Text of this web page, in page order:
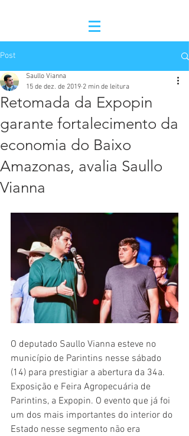
Post
Retomada da Expopin
garante fortalecimento da
economia do Baixo
Amazonas, avalia Saullo
Vianna
Saullo Vianna
15 de dez. de 2019 2 min de leitura
O deputado Saullo Vianna esteve no
município de Parintins nesse sábado
(14) para prestigiar a abertura da 34a.
Exposição e Feira Agropecuária de
Parintins, a Expopin. O evento que já foi
um dos mais importantes do interior do
Estado nesse segmento não era